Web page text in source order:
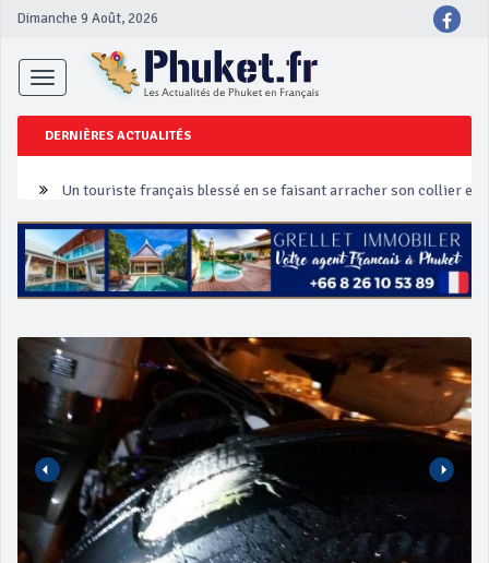
Dimanche 9 Août, 2026
Toggle
navigation
DERNIÈRES ACTUALITÉS
Phuket Peranakan Festival
‘Phuket Eye’ assurera la sécurité pendant Songkran
Campagne de sécurité routière ‘Seven Days of Danger’ de